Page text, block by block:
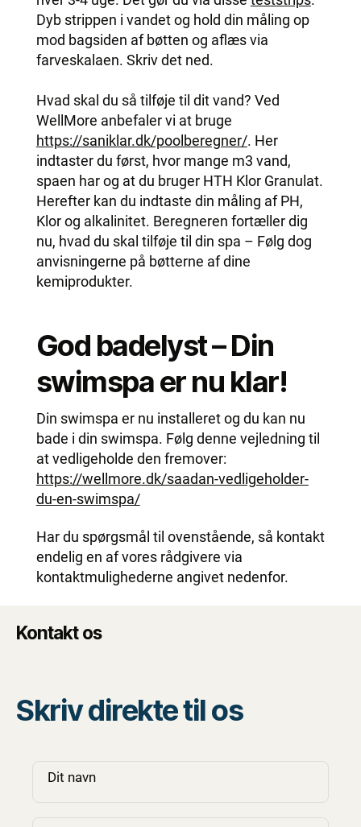
Dyb strippen i vandet og hold din måling op
mod bagsiden af bøtten og aflæs via
farveskalaen. Skriv det ned.
Hvad skal du så tilføje til dit vand? Ved
WellMore anbefaler vi at bruge
https://saniklar.dk/poolberegner/. Her
indtaster du først, hvor mange m3 vand,
spaen har og at du bruger HTH Klor Granulat.
Herefter kan du indtaste din måling af PH,
Klor og alkalinitet. Beregneren fortæller dig
nu, hvad du skal tilføje til din spa – Følg dog
anvisningerne på bøtterne af dine
kemiprodukter.
God badelyst – Din
swimspa er nu klar!
Din swimspa er nu installeret og du kan nu
bade i din swimspa. Følg denne vejledning til
at vedligeholde den fremover:
https://wellmore.dk/saadan-vedligeholder-
du-en-swimspa/
Har du spørgsmål til ovenstående, så kontakt
endelig en af vores rådgivere via
kontaktmulighederne angivet nedenfor.
Kontakt os
Skriv direkte til os
Dit navn